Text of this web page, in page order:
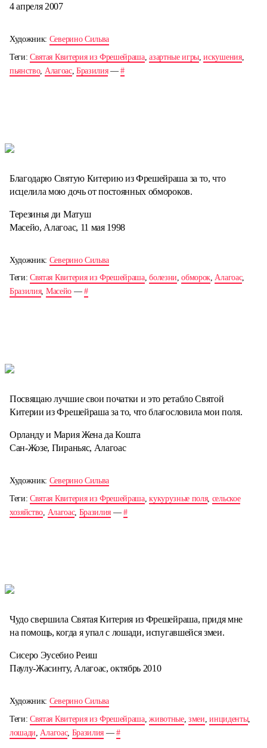
4 апреля 2007
Художник: Северино Сильва
Теги:Святая Квитерия из Фрешейраша,азартные игры ,искушения,
пьянство, Алагоас, Бразилия—#
Благодарю Святую Китерию из Фрешейраша за то, что
исцелила мою дочь от постоянных обмороков.
Терезинья ди Матуш
Масейо, Алагоас, 11 мая 1998
Художник: Северино Сильва
Теги:Святая Квитерия из Фрешейраша,болезни,обморок,Алагоас,
Бразилия, Масейо— #
Посвящаю лучшие свои початки и это ретабло Святой
Китерии из Фрешейраша за то, что благословила мои поля.
Орланду и Мария Жена да Кошта
Сан-Жозе, Пираньяс, Алагоас
Художник: Северино Сильва
Теги:Святая Квитерия из Фрешейраша,кукурузные поля, сельское
хозяйство Алагоас, Бразилия —#
Чудо свершила Святая Китерия из Фрешейраша, придя мне
на помощь, когда я упал с лошади, испугавшейся змеи.
Сисеро Эусебио Реиш
Паулу-Жасинту, Алагоас, октябрь 2010
Художник: Северино Сильва
Теги:Святая Квитерия из Фрешейраша,животные,змеи,инциденты,
лошади,Алагоас, Бразилия —#